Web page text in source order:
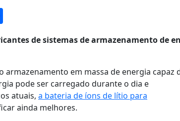
de sistemas de armazenamento de
em massa de energia capaz
pode ser carregado durante o dia e
atuais, a bateria de íons de lítio para
ainda melhores.